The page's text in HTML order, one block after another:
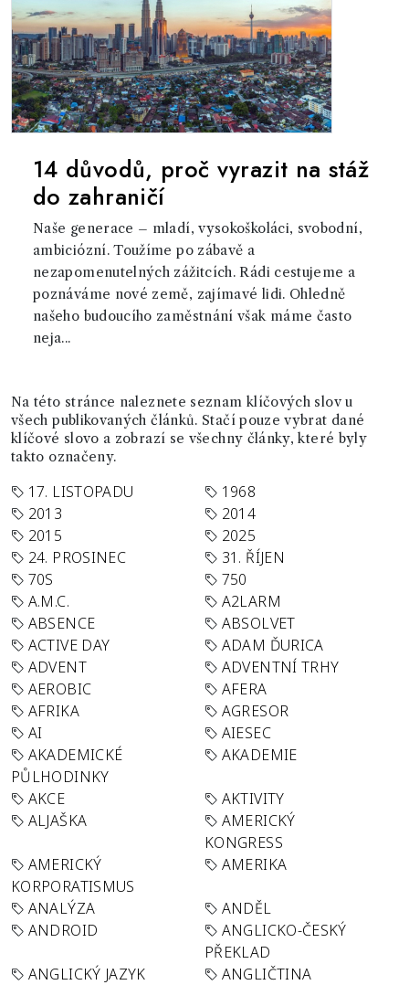
14 důvodů, proč vyrazit na stáž
do zahraničí
Naše generace – mladí, vysokoškoláci, svobodní,
ambiciózní. Toužíme po zábavě a
nezapomenutelných zážitcích. Rádi cestujeme a
poznáváme nové země, zajímavé lidi. Ohledně
našeho budoucího zaměstnání však máme často
neja...
Na této stránce naleznete seznam klíčových slov u
všech publikovaných článků. Stačí pouze vybrat dané
klíčové slovo a zobrazí se všechny články, které byly
takto označeny.
17. LISTOPADU
1968
2013
2014
2015
2025
24. PROSINEC
31. ŘÍJEN
70S
750
A.M.C.
A2LARM
ABSENCE
ABSOLVET
ACTIVE DAY
ADAM ĎURICA
ADVENT
ADVENTNÍ TRHY
AEROBIC
AFERA
AFRIKA
AGRESOR
AI
AIESEC
AKADEMICKÉ
PŮLHODINKY
AKADEMIE
AKCE
AKTIVITY
ALJAŠKA
AMERICKÝ
KONGRESS
AMERICKÝ
KORPORATISMUS
AMERIKA
ANALÝZA
ANDĚL
ANDROID
ANGLICKO-ČESKÝ
PŘEKLAD
ANGLICKÝ JAZYK
ANGLIČTINA